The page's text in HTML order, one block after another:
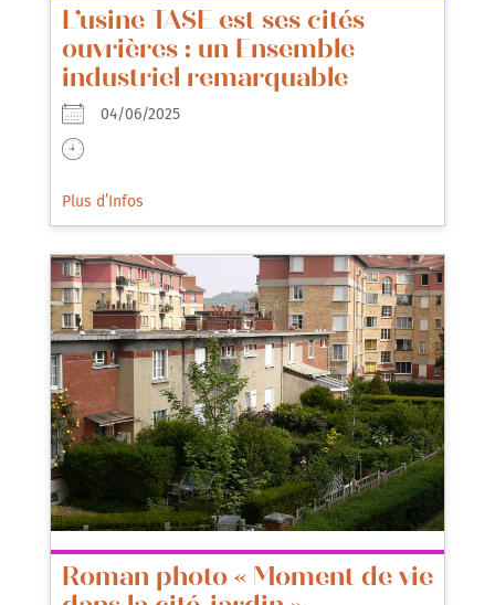
L’usine TASE est ses cités
ouvrières : un Ensemble
industriel remarquable
04/06/2025
Plus d’Infos
Roman photo « Moment de vie